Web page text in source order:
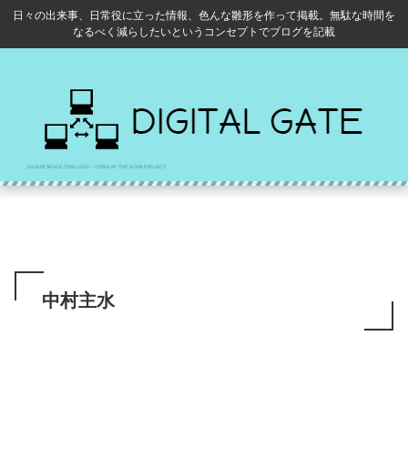
日々の出来事、日常役に立った情報、色んな雛形を作って掲載。無駄な時間を
なるべく減らしたいというコンセプトでブログを記載
中村主水